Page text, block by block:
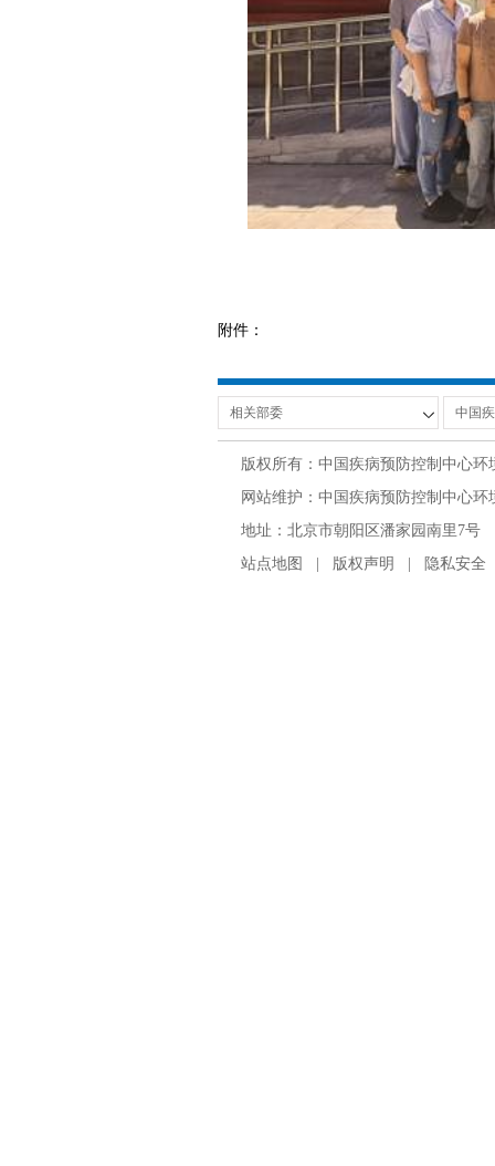
附件：
版权所有：中国疾病预防控制中心
网站维护：中国疾病预防控制中心
地址：北京市朝阳区潘家园南里7号
站点地图 | 版权声明 | 隐私安全